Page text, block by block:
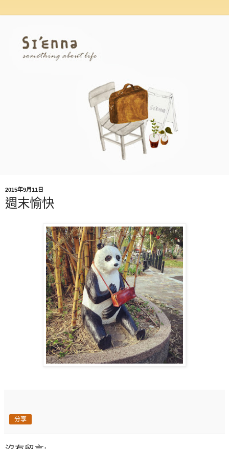
2015年9月11日
週末愉快
分享